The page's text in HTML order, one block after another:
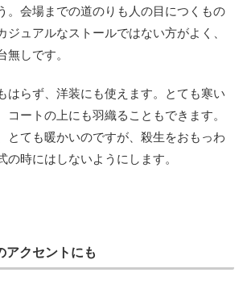
。会場までの道のりも人の目につくもの
ジュアルなストールではない方がよく、
無しです。
はらず、洋装にも使えます。とても寒い
コートの上にも羽織ることもできます。
とても暖かいのですが、殺生をおもっわ
の時にはしないようにします。
アクセントにも